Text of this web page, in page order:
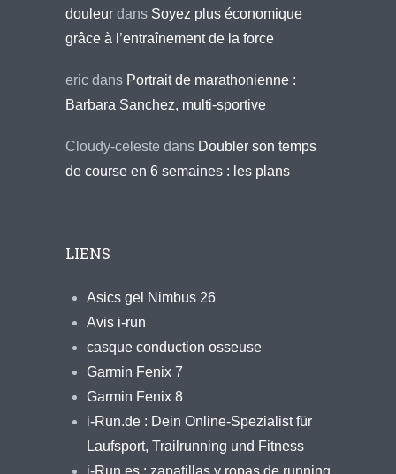
douleur dans Soyez plus économique
grâce à l’entraînement de la force
eric dans Portrait de marathonienne :
Barbara Sanchez, multi-sportive
Cloudy-celeste dans Doubler son temps
de course en 6 semaines : les plans
LIENS
Asics gel Nimbus 26
Avis i-run
casque conduction osseuse
Garmin Fenix 7
Garmin Fenix 8
i-Run.de : Dein Online-Spezialist für
Laufsport, Trailrunning und Fitness